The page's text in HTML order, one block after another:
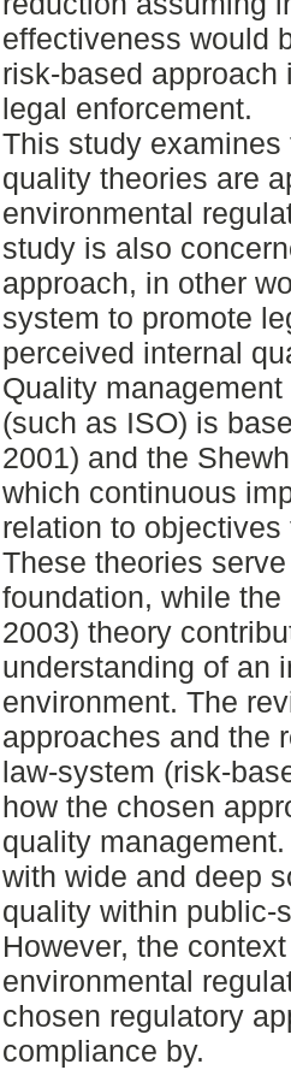
effectiveness would
risk-based approach
legal enforcement.
This study
quality theories are
environmental
study is also
approach, in other
system to promote
perceived internal
Quality
(such as ISO) is
2001) and the
which continuous
relation to
These theories
foundation, while
2003) theory
understanding of an
environment. The
approaches and the
law-system (risk-
how the chosen
quality
with wide and deep
quality within public-
However, the
environmental
chosen regulatory
compliance by.